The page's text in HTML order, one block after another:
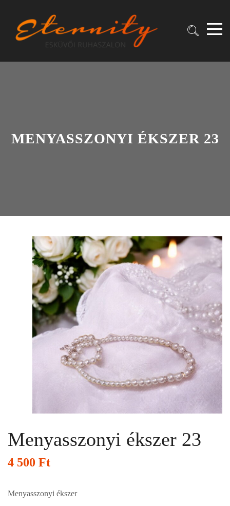
MENYASSZONYI ÉKSZER 23
Menyasszonyi ékszer 23
4 500 Ft
Menyasszonyi ékszer